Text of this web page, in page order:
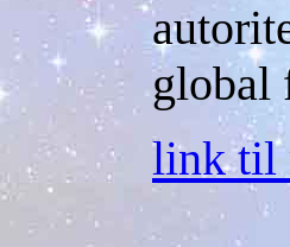
global
link til